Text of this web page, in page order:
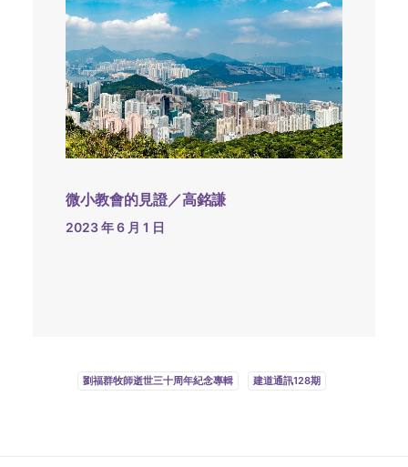
微小教會的見證／高銘謙
2023 年 6 月 1 日
劉福群牧師逝世三十周年紀念專輯 建道通訊128期